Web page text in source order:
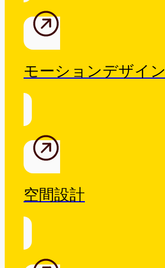
モーションデザイン
空間設計